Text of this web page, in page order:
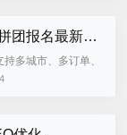
最新版本源码程序
多城市、多订单、
销、一键导出等强